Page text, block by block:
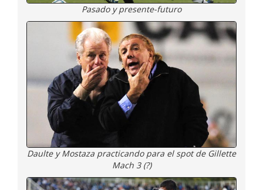
Pasado y presente-futuro
Daulte y Mostaza practicando para el spot de Gillette
Mach 3 (?)